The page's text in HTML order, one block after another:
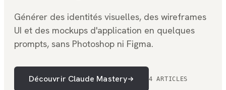
Générer des identités visuelles, des wireframes
UI et des mockups d'application en quelques
prompts, sans Photoshop ni Figma.
Découvrir Claude Mastery 4 ARTICLES